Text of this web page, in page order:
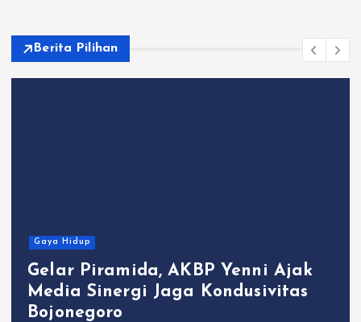
Berita Pilihan
Gaya Hidup
Gelar Piramida, AKBP Yenni Ajak
Media Sinergi Jaga Kondusivitas
Bojonegoro